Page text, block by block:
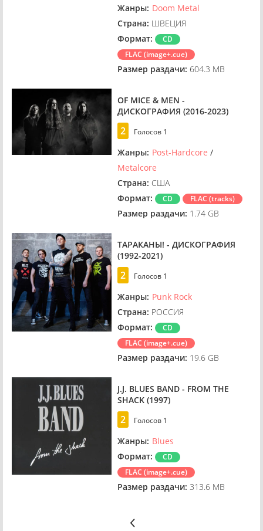
Жанры: Doom Metal
Страна: ШВЕЦИЯ
Формат:
CD
FLAC (image+.cue)
Размер раздачи: 604.3 MB
OF MICE & MEN -
ДИСКОГРАФИЯ (2016-2023)
2 Голосов 1
Жанры: Post-Hardcore /
Metalcore
Страна: США
Формат:
CD FLAC (tracks)
Размер раздачи: 1.74 GB
ТАРАКАНЫ! - ДИСКОГРАФИЯ
(1992-2021)
2 Голосов 1
Жанры: Punk Rock
Страна: РОССИЯ
Формат:
CD
FLAC (image+.cue)
Размер раздачи: 19.6 GB
J.J. BLUES BAND - FROM THE
SHACK (1997)
2 Голосов 1
Жанры: Blues
Формат:
CD
FLAC (image+.cue)
Размер раздачи: 313.6 MB